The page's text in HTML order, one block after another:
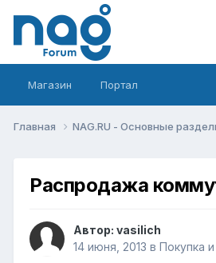
Магазин Портал
Главная NAG.RU - Основные
Распродажа
Автор: vasilich
14 июня, 2013 в Покупка